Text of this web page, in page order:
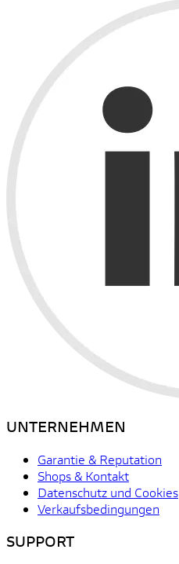
UNTERNEHMEN
Garantie & Reputation
Shops & Kontakt
Datenschutz und Cookies
Verkaufsbedingungen
SUPPORT